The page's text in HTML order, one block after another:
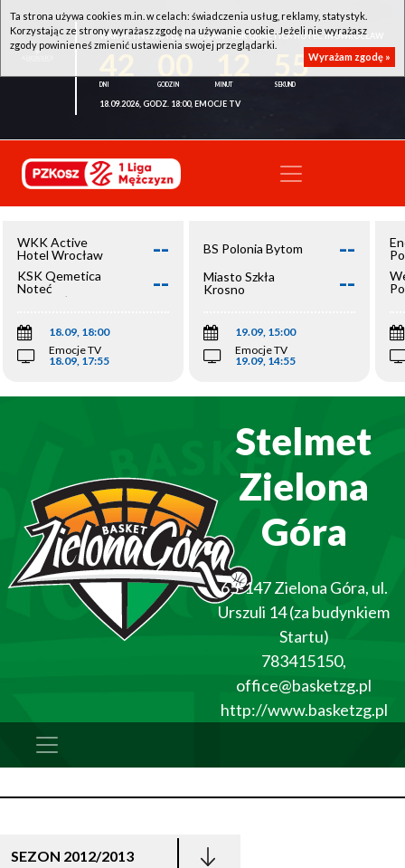
WKK ACTIVE HOTEL WROCŁAW - KSK QEMETICA NOTEĆ INOWROCŁAW
55
18.09.2026, GODZ. 18:00, EMOCJE TV
WKK Active
Hotel Wrocław
--
KSK Qemetica
Noteć
Inowrocław
--
18.09, 18:00
Emocje TV
18.09, 17:55
BS Polonia Bytom --
Miasto Szkła
Krosno
--
19.09, 15:00
Emocje TV
19.09, 14:55
Stelmet
Zielona
Góra
65-147 Zielona Góra, ul.
Urszuli 14 (za budynkiem
Startu)
783415150,
office@basketzg.pl
http://www.basketzg.pl
SEZON 2012/2013
Ta strona używa cookies m.in. w celach: świadczenia usług, reklamy, statystyk.
Korzystając ze strony wyrażasz zgodę na używanie cookie. Jeżeli nie wyrażasz
zgody powinieneś zmienić ustawienia swojej przeglądarki.
Wyrażam zgodę »